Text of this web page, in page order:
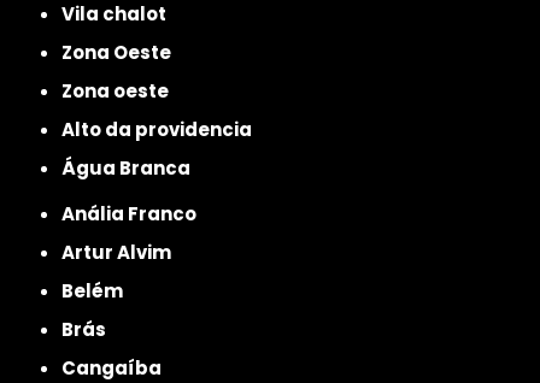
Vila chalot
Zona Oeste
Zona oeste
alto da providencia
Água Branca
Anália Franco
Artur Alvim
Belém
Brás
Cangaíba